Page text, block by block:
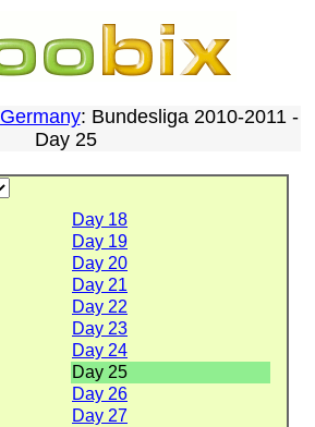
Germany: Bundesliga 2010-2011 -
Day 25
Day 18
Day 19
Day 20
Day 21
Day 22
Day 23
Day 24
Day 25
Day 26
Day 27